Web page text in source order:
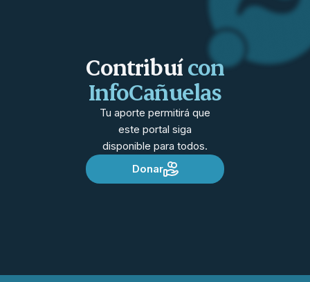
Contribuícon
InfoCañuelas
Tu aporte permitirá que
este portal siga
disponible para todos.
Donar